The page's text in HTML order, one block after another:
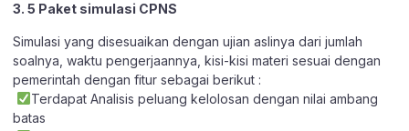
3. 5 Paket simulasi CPNS
Simulasi yang disesuaikan dengan ujian aslinya dari jumlah
soalnya, waktu pengerjaannya, kisi-kisi materi sesuai dengan
pemerintah dengan fitur sebagai berikut :
Terdapat Analisis peluang kelolosan dengan nilai ambang
batas